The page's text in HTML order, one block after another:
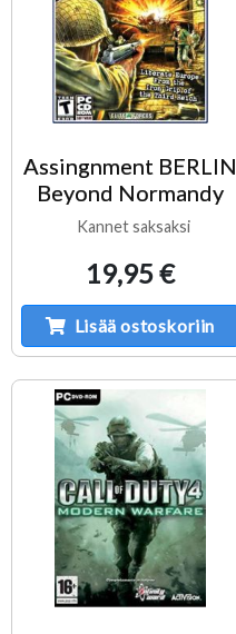
Assingnment BERLIN
Beyond Normandy
Kannet saksaksi
19,95 €
Lisää ostoskoriin